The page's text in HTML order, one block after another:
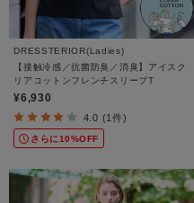
DRESSTERIOR(Ladies)
【接触冷感／抗菌防臭／消臭】アイスク
リアコットンフレンチスリーブT
¥6,930
4.0 (1件)
さらに10%OFF